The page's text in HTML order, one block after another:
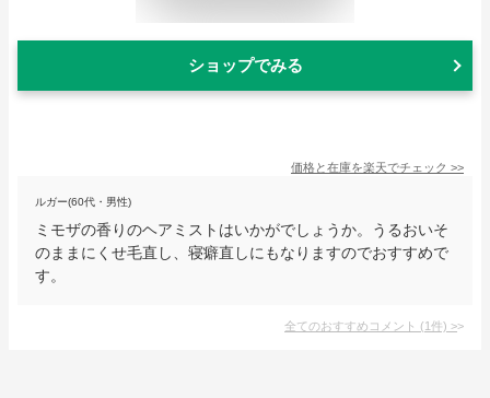
ショップでみる
価格と在庫を楽天でチェック >>
ルガー(60代・男性)
ミモザの香りのヘアミストはいかがでしょうか。うるおいそ
のままにくせ毛直し、寝癖直しにもなりますのでおすすめで
す。
全てのおすすめコメント (1件) >